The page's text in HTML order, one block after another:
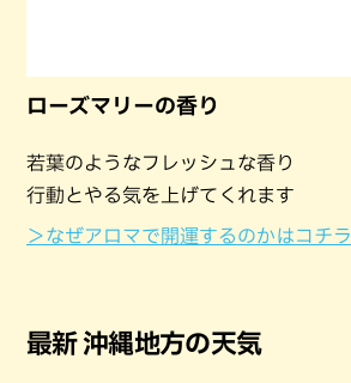
ローズマリーの香り
若葉のようなフレッシュな香り
行動とやる気を上げてくれます
＞なぜアロマで開運するのかはコチラ
最新 沖縄地方の天気